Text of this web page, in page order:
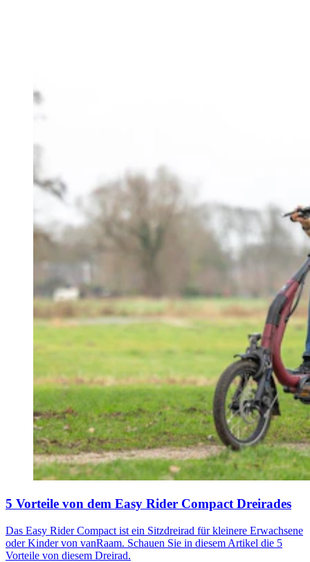
5 Vorteile von dem Easy Rider Compact Dreirades
Das Easy Rider Compact ist ein Sitzdreirad für kleinere Erwachsene
oder Kinder von vanRaam. Schauen Sie in diesem Artikel die 5
Vorteile von diesem Dreirad.​